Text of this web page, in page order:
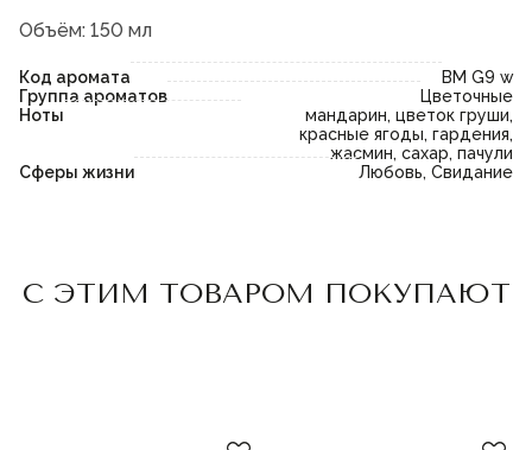
Объём: 150 мл
Код аромата
BM G9 w
Группа ароматов
Цветочные
Ноты
мандарин, цветок груши,
красные ягоды, гардения,
жасмин, сахар, пачули
Сферы жизни
Любовь, Свидание
С ЭТИМ ТОВАРОМ ПОКУПАЮТ
зарегистрируйтесь,
чтобы добавить товар в
зарегистрируйтесь,
чтобы добавить товар в